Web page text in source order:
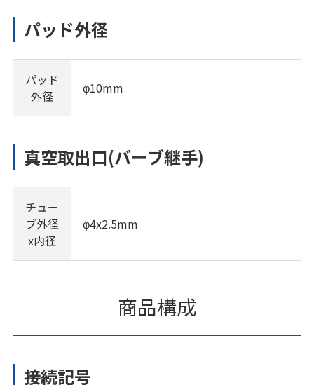
パッド外径
パッド
外径
φ10mm
真空取出口(バーブ継手)
チュー
ブ外径
x内径
φ4x2.5mm
商品構成
接続記号